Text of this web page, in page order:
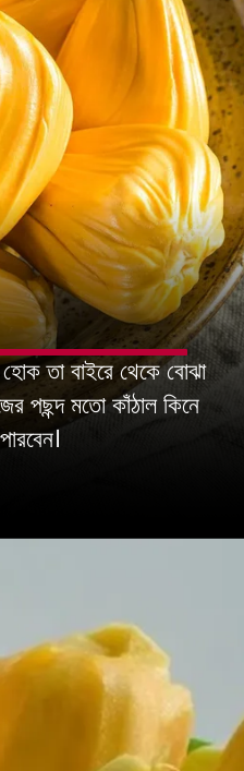
তা বাইরে থেকে বোঝা
পছন্দ মতো কাঁঠাল কিনে